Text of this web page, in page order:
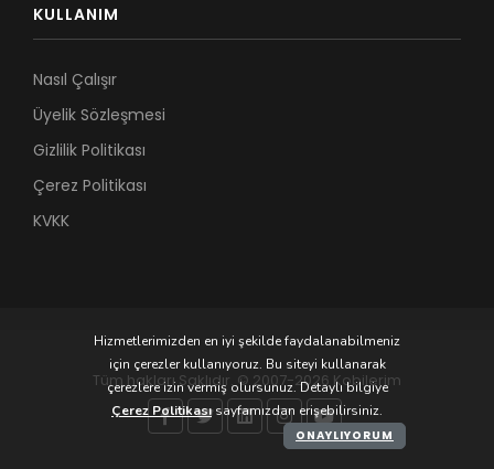
KULLANIM
Nasıl Çalışır
Üyelik Sözleşmesi
Gizlilik Politikası
Çerez Politikası
KVKK
Tüm hakları Saklıdır. © 2007-2026 Kobilerim
Hizmetlerimizden en iyi şekilde faydalanabilmeniz
için çerezler kullanıyoruz. Bu siteyi kullanarak
çerezlere izin vermiş olursunuz. Detaylı bilgiye
Çerez Politikasısayfamızdan erişebilirsiniz.
ONAYLIYORUM